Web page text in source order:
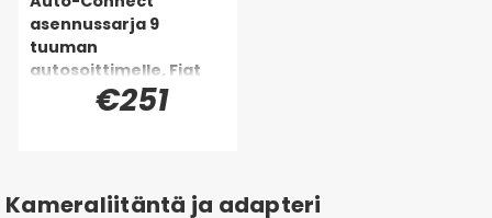
asennussarja 9
tuuman
autosoittimelle, Fiat
Ducato 2021-, Jumper,
Relay, Movano ja Boxer
€251
Kameraliitäntä ja adapteri